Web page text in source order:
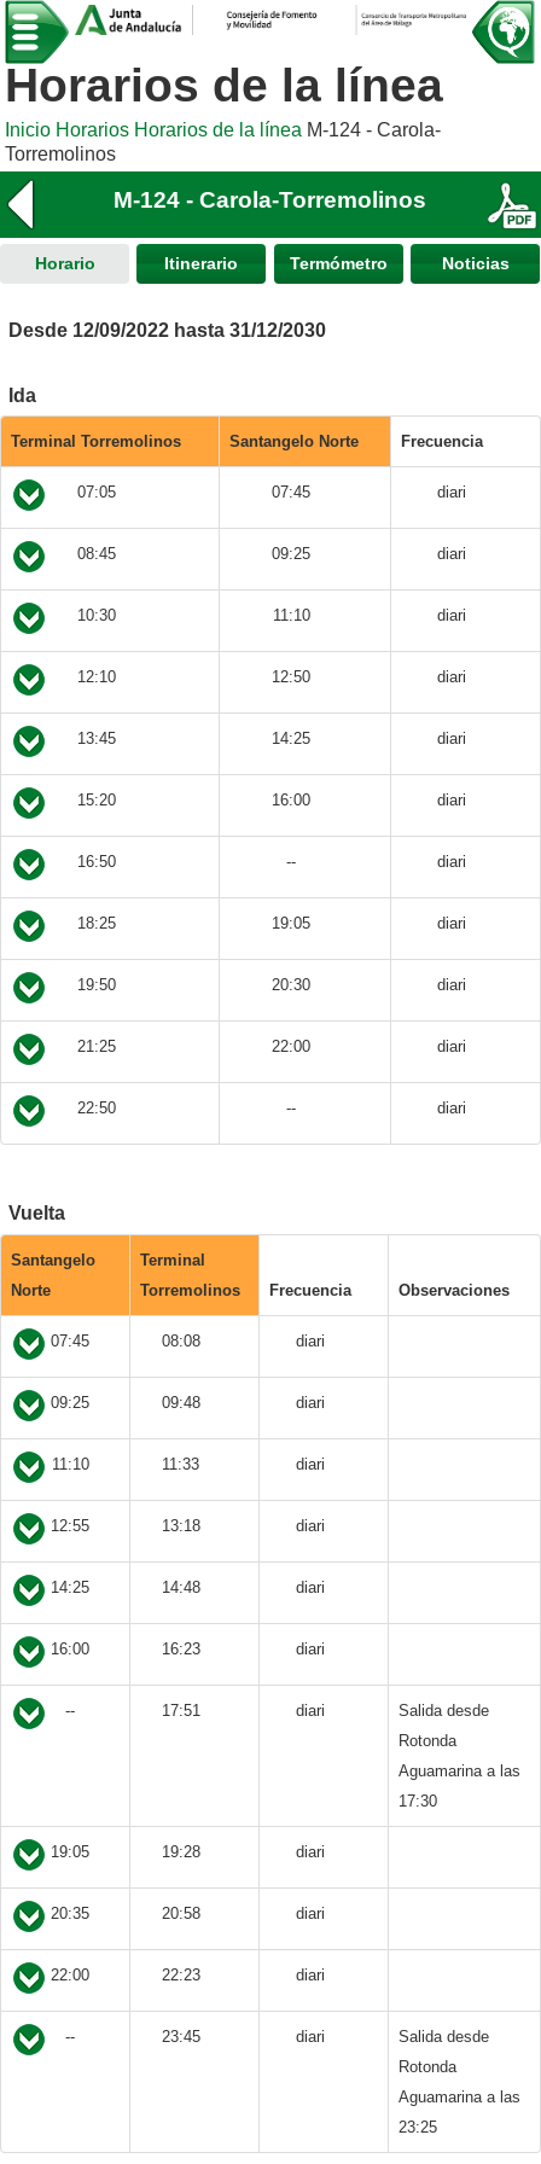
Horarios de la línea
Inicio Horarios Horarios de la línea M-124 - Carola-
Torremolinos
M-124 - Carola-Torremolinos
Horario Itinerario Termómetro Noticias
Desde 12/09/2022 hasta 31/12/2030
Ida
Terminal Torremolinos Santangelo Norte Frecuencia
07:05 07:45 diari
08:45 09:25 diari
10:30 11:10 diari
12:10 12:50 diari
13:45 14:25 diari
15:20 16:00 diari
16:50 -- diari
18:25 19:05 diari
19:50 20:30 diari
21:25 22:00 diari
22:50 -- diari
Vuelta
Santangelo
Norte
Terminal
Torremolinos
Frecuencia Observaciones
07:45 08:08 diari
09:25 09:48 diari
11:10 11:33 diari
12:55 13:18 diari
14:25 14:48 diari
16:00 16:23 diari
-- 17:51 diari
Salida desde
Rotonda
Aguamarina a las
17:30
19:05 19:28 diari
20:35 20:58 diari
22:00 22:23 diari
-- 23:45 diari
Salida desde
Rotonda
Aguamarina a las
23:25